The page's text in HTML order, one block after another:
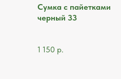
Сумка с пайетками
черный 33
1 150 р.